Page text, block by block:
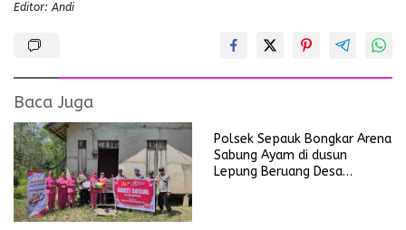
Editor: Andi
Baca Juga
Polsek Sepauk Bongkar Arena
Sabung Ayam di dusun
Lepung Beruang Desa